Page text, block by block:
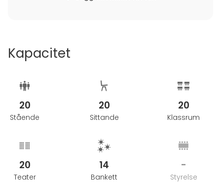
Kapacitet
20
Stående
20
Sittande
20
Klassrum
20
Teater
14
Bankett
-
Styrelse